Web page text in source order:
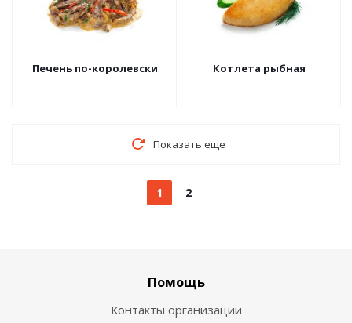
Печень по-королевски Котлета рыбная
Показать еще
1 2
Помощь
Контакты организации